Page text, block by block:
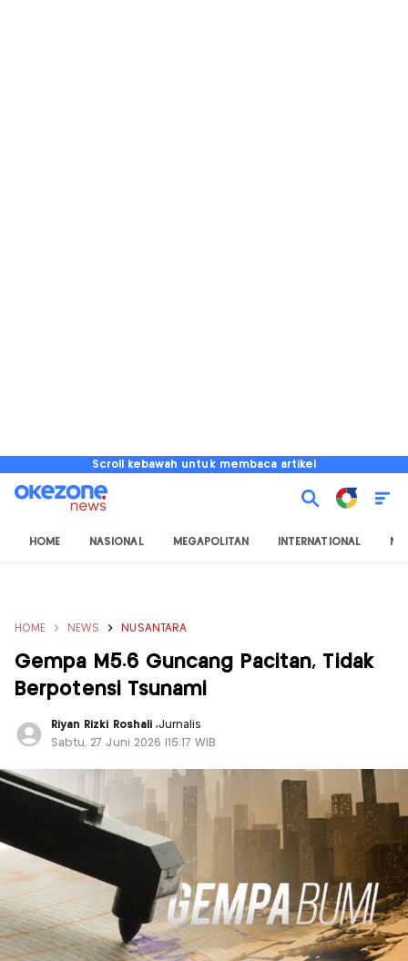
Scroll kebawah untuk membaca artikel
HOME NASIONAL MEGAPOLITAN INTERNATIONAL
HOME NEWS NUSANTARA
Gempa M5.6 Guncang Pacitan, Tidak
Berpotensi Tsunami
Riyan Rizki Roshali ,Jurnalis
Sabtu, 27 Juni 2026 |15:17 WIB